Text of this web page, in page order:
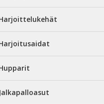
Jalkapalloasut